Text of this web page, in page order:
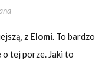
z Elomi. To bardzo
tej porze. Jaki to